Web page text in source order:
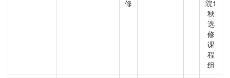
修
院1
秋
选
修
课
程
组